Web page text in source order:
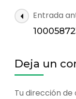
de
entradas
Entrada
Deja un
Tu dirección